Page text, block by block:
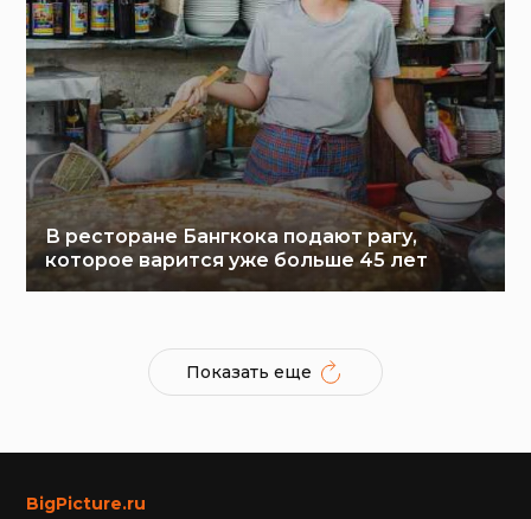
В ресторане Бангкока подают рагу,
которое варится уже больше 45 лет
Показать еще
BigPicture.ru